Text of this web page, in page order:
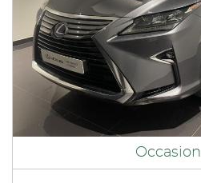
Occasion